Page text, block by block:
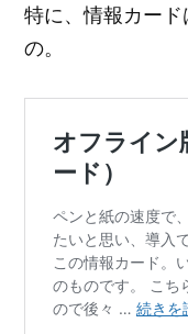
特に、情報カー
の。